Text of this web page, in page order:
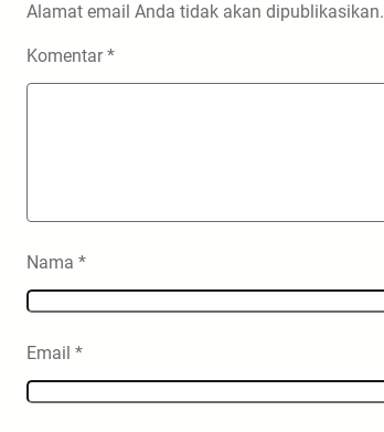
Alamat email Anda tidak akan dipublikasikan.
Komentar*
Nama *
Email *